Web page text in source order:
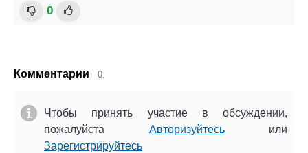
0
Комментарии 0.
Чтобы принять участие в обсуждении,
пожалуйста Авторизуйтесьили
Зарегистрируйтесь